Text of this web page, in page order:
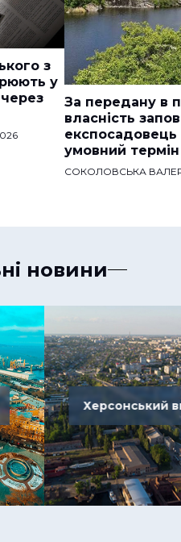
з
у
За передану в
власність
умовний термін
СОКОЛОВСЬКА
новини
Херсонський